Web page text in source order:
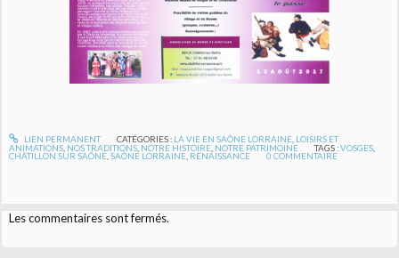
LIEN PERMANENT CATÉGORIES : LA VIE EN SAÔNE LORRAINE, LOISIRS ET
ANIMATIONS NOS TRADITIONS NOTRE HISTOIRE NOTRE PATRIMOINE TAGS :VOSGES
CHÂTILLON SUR SAÔNE ,SAÔNE LORRAINE RENAISSANCE 0 COMMENTAIRE
Les commentaires sont fermés.